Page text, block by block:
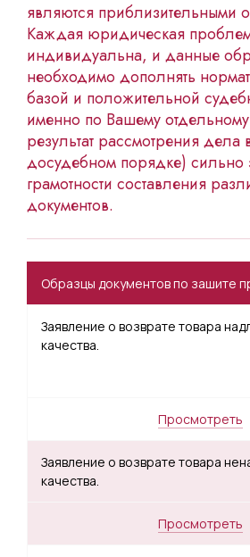
являются приблизительными
Каждая юридическая
индивидуальна, и данные
необходимо дополнять
базой и положительной
именно по Вашему
результат рассмотрения дела
досудебном порядке) сильно
грамотности составления
документов.
Образцы документов по зашите
Заявление о возврате товара
качества.
Просмотреть
Заявление о возврате товара
качества.
Просмотреть